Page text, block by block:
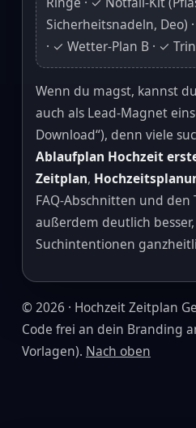
Sicherheitsnadeln, Deo)
· ✓ Wetter‑Plan B · ✓
Wenn du magst, kannst
auch als Lead‑Magnet
Download“), denn viele
Ablaufplan Hochzeit
Zeitplan,
FAQ‑Abschnitten und
außerdem deutlich
Suchintentionen
© 2026 · Hochzeit Zeitplan
Code frei an dein Branding
Vorlagen). Nach oben